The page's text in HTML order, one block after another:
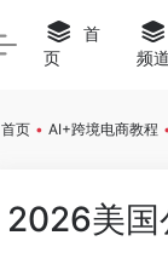
首
页
频道
首页 • AI+跨境电商教程
2026美国